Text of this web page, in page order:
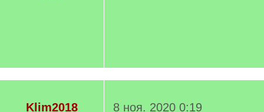
Klim2018 8 ноя. 2020 0:19